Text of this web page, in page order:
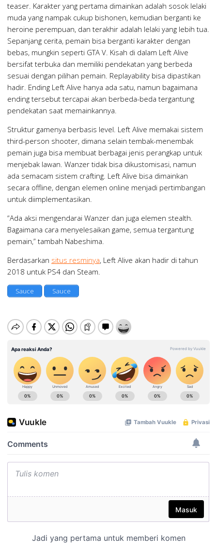
teaser. Karakter yang pertama dimainkan adalah sosok lelaki
muda yang nampak cukup bishonen, kemudian berganti ke
heroine perempuan, dan terakhir adalah lelaki yang lebih tua.
Sepanjang cerita, pemain bisa berganti karakter dengan
bebas, mungkin seperti GTA V. Kisah di dalam Left Alive
bersifat terbuka dan memiliki pendekatan yang berbeda
sesuai dengan pilihan pemain. Replayability bisa dipastikan
hadir. Ending Left Alive hanya ada satu, namun bagaimana
ending tersebut tercapai akan berbeda-beda tergantung
pendekatan saat memainkannya.
Struktur gamenya berbasis level. Left Alive memakai sistem
third-person shooter, dimana selain tembak-menembak
pemain juga bisa membuat berbagai jenis perangkap untuk
menjebak lawan. Wanzer tidak bisa dikustomisasi, namun
ada semacam sistem crafting. Left Alive bisa dimainkan
secara offline, dengan elemen online menjadi pertimbangan
untuk diimplementasikan.
“Ada aksi mengendarai Wanzer dan juga elemen stealth.
Bagaimana cara menyelesaikan game, semua tergantung
pemain,” tambah Nabeshima.
Berdasarkan situs resminya, Left Alive akan hadir di tahun
2018 untuk PS4 dan Steam.
Sauce Sauce